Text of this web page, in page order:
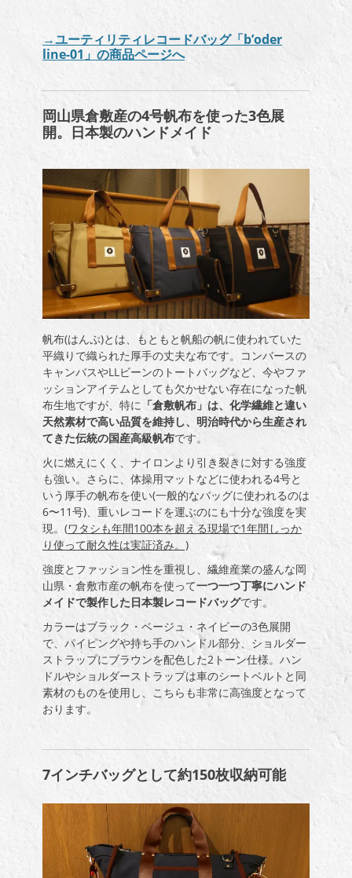
→ユーティリティレコードバッグ「b’oder
line-01」の商品ページへ
岡山県倉敷産の4号帆布を使った3色展
開。日本製のハンドメイド
帆布(はんぷ)とは、もともと帆船の帆に使われていた
平織りで織られた厚手の丈夫な布です。コンバースの
キャンバスやLLビーンのトートバッグなど、今やファ
ッションアイテムとしても欠かせない存在になった帆
布生地ですが、特に 「倉敷帆布」は、化学繊維と違い
天然素材で高い品質を維持し、明治時代から生産され
てきた伝統の国産高級帆布です。
火に燃えにくく、ナイロンより引き裂きに対する強度
も強い。さらに、体操用マットなどに使われる4号と
いう厚手の帆布を使い(一般的なバッグに使われるのは
6〜11号)、重いレコードを運ぶのにも十分な強度を実
現。(ワタシも年間100本を超える現場で1年間しっか
り使って耐久性は実証済み。)
強度とファッション性を重視し、繊維産業の盛んな岡
山県・倉敷市産の帆布を使って一つ一つ丁寧にハンド
メイドで製作した日本製レコードバッグです。
カラーはブラック・ベージュ・ネイビーの3色展開
で、パイピングや持ち手のハンドル部分、ショルダー
ストラップにブラウンを配色した2トーン仕様。ハン
ドルやショルダーストラップは車のシートベルトと同
素材のものを使用し、こちらも非常に高強度となって
おります。
7インチバッグとして約150枚収納可能